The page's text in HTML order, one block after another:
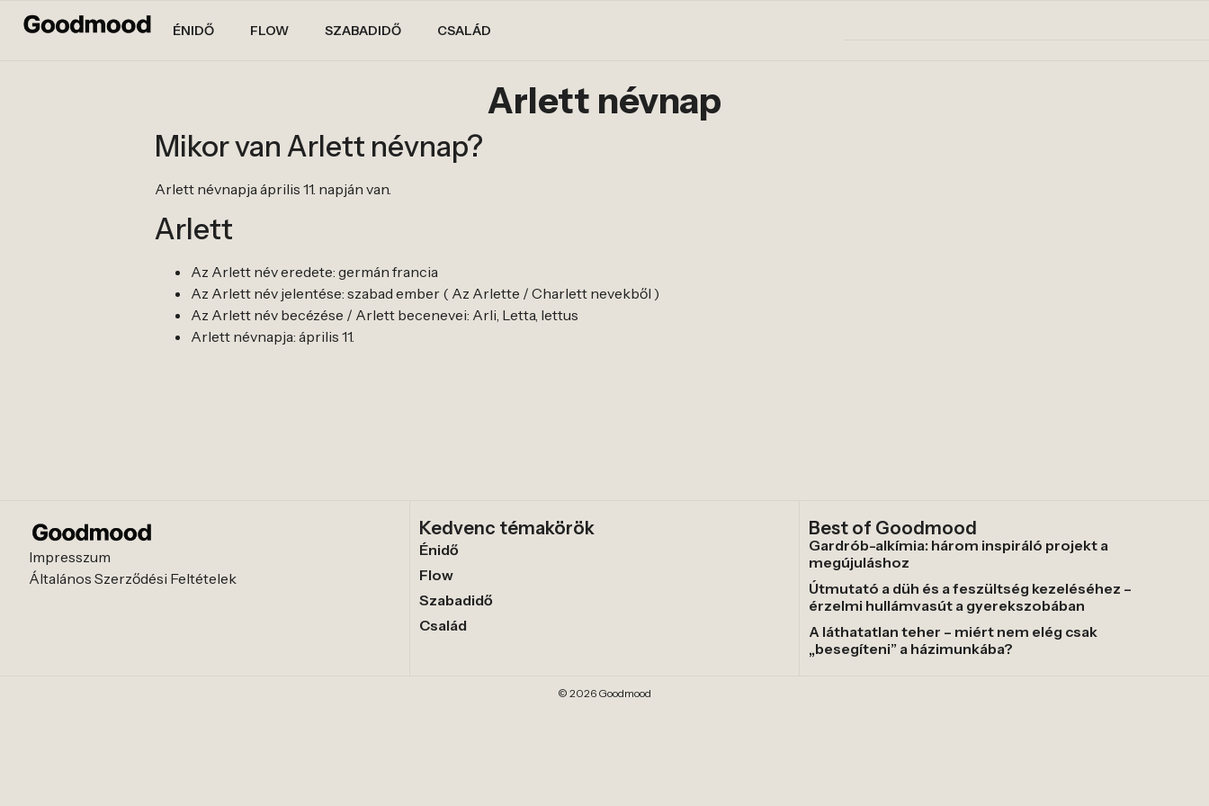
ÉNIDŐ FLOW SZABADIDŐ CSALÁD
Arlett névnap
Mikor van Arlett névnap?
Arlett névnapja április 11. napján van.
Arlett
Az Arlett név eredete: germán francia
Az Arlett név jelentése: szabad ember ( Az Arlette / Charlett nevekből )
Az Arlett név becézése / Arlett becenevei: Arli, Letta, lettus
Arlett névnapja: április 11.
Impresszum
Általános Szerződési Feltételek
Kedvenc témakörök
Énidő
Flow
Szabadidő
Család
Best of Goodmood
Gardrób-alkímia: három inspiráló projekt a
megújuláshoz
Útmutató a düh és a feszültség kezeléséhez –
érzelmi hullámvasút a gyerekszobában
A láthatatlan teher – miért nem elég csak
„besegíteni” a házimunkába?
© 2026 Goodmood